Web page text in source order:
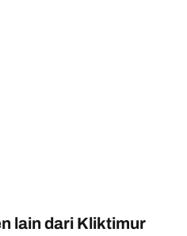
lain dari Kliktimur